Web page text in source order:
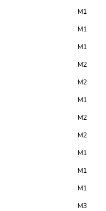
M1
M1
M1
M2
M2
M1
M2
M2
M1
M1
M1
M3